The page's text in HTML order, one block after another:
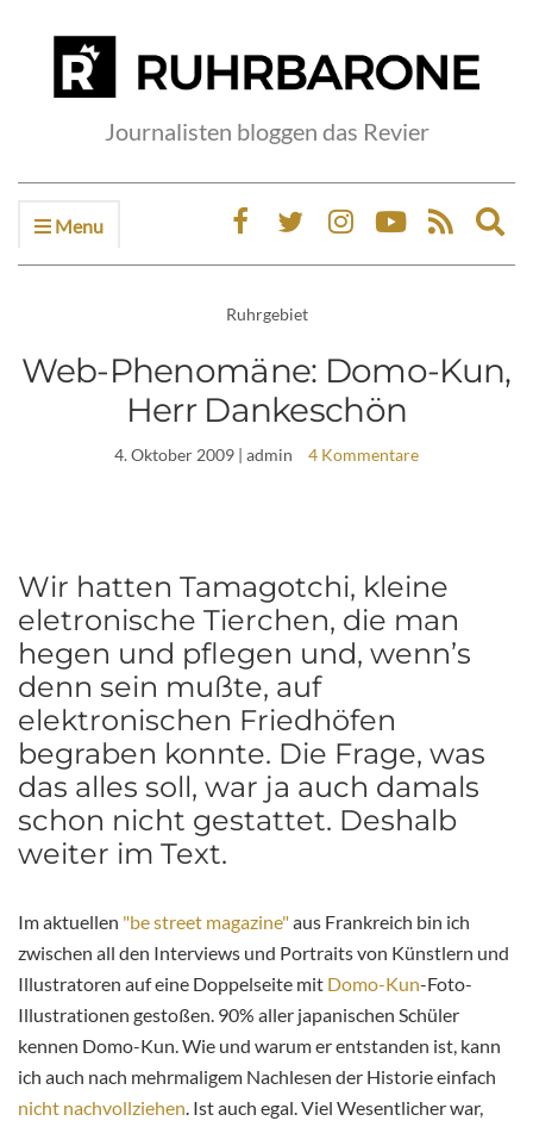
Journalisten bloggen das Revier
Menu
Ruhrgebiet
Web-Phenomäne: Domo-Kun,
Herr Dankeschön
4. Oktober 2009 | admin 4 Kommentare
Wir hatten Tamagotchi, kleine
eletronische Tierchen, die man
hegen und pflegen und, wenn’s
denn sein mußte, auf
elektronischen Friedhöfen
begraben konnte. Die Frage, was
das alles soll, war ja auch damals
schon nicht gestattet. Deshalb
weiter im Text.
Im aktuellen "be street magazine"aus Frankreich bin ich
zwischen all den Interviews und Portraits von Künstlern und
Illustratoren auf eine Doppelseite mit Domo-Kun-Foto-
Illustrationen gestoßen. 90% aller japanischen Schüler
kennen Domo-Kun. Wie und warum er entstanden ist, kann
ich auch nach mehrmaligem Nachlesen der Historie einfach
nicht nachvollziehen. Ist auch egal. Viel Wesentlicher war,